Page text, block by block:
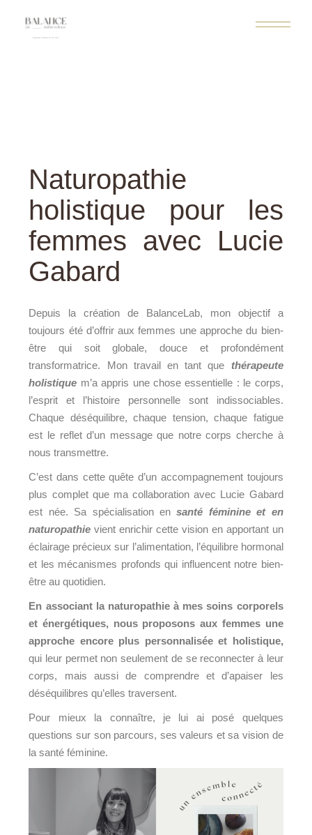
Naturopathie
holistique pour les
femmes avec Lucie
Gabard
Depuis la création de BalanceLab, mon objectif a
toujours été d’offrir aux femmes une approche du bien-
être qui soit globale, douce et profondément
transformatrice. Mon travail en tant que thérapeute
holistique m’a appris une chose essentielle : le corps,
l’esprit et l’histoire personnelle sont indissociables.
Chaque déséquilibre, chaque tension, chaque fatigue
est le reflet d’un message que notre corps cherche à
nous transmettre.
C’est dans cette quête d’un accompagnement toujours
plus complet que ma collaboration avec Lucie Gabard
est née. Sa spécialisation ensanté féminine et en
naturopathie vient enrichir cette vision en apportant un
éclairage précieux sur l’alimentation, l’équilibre hormonal
et les mécanismes profonds qui influencent notre bien-
être au quotidien.
En associant la naturopathie à mes soins corporels
et énergétiques, nous proposons aux femmes une
approche encore plus personnalisée et holistique,
qui leur permet non seulement de se reconnecter à leur
corps, mais aussi de comprendre et d’apaiser les
déséquilibres qu’elles traversent.
Pour mieux la connaître, je lui ai posé quelques
questions sur son parcours, ses valeurs et sa vision de
la santé féminine.